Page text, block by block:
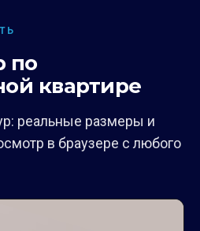
по
квартире
реальные размеры и
в браузере с любого